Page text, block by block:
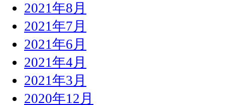
2021年8月
2021年7月
2021年6月
2021年4月
2021年3月
2020年12月